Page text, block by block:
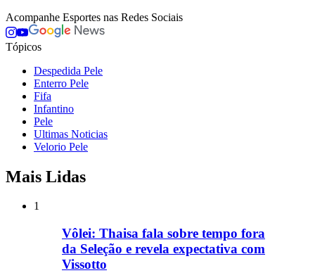
Acompanhe Esportes nas Redes Sociais
Tópicos
Despedida Pele
Enterro Pele
Fifa
Infantino
Pele
Ultimas Noticias
Velorio Pele
Mais Lidas
1
Vôlei: Thaisa fala sobre tempo fora
da Seleção e revela expectativa com
Vissotto